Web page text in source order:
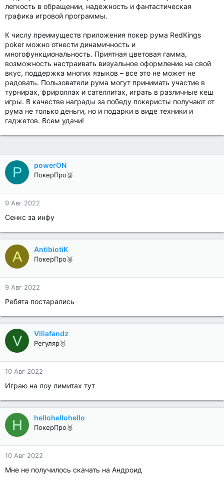
легкость в обращении, надежность и фантастическая
графика игровой программы.
К числу преимуществ приложения покер рума RedKings
poker можно отнести динамичность и
многофункциональность. Приятная цветовая гамма,
возможность настраивать визуальное оформление на свой
вкус, поддержка многих языков – все это не может не
радовать. Пользователи рума могут принимать участие в
турнирах, фрироллах и сателлитах, играть в различные кеш
игры. В качестве награды за победу покеристы получают от
рума не только деньги, но и подарки в виде техники и
гаджетов. Всем удачи!
P powerON
ПокерПро🥈
9 Авг 2022
Сенкс за инфу
A AntibiotiK
ПокерПро🥈
9 Авг 2022
Ребята постарались
V Viliafandz
Регуляр🥇
10 Авг 2022
Играю на лоу лимитах тут
H hellohellohello
ПокерПро🥈
10 Авг 2022
Мне не получилось скачать на Андроид